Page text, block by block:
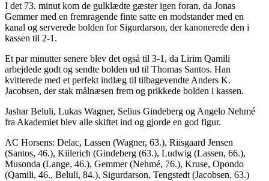
I det 73. minut kom de gulklædte gæster igen foran, da Jonas
Gemmer med en fremragende finte satte en modstander med en
kanal og serverede bolden for Sigurdarson, der kanonerede den i
kassen til 2-1.
Et par minutter senere blev det også til 3-1, da Lirim Qamili
arbejdede godt og sendte bolden ud til Thomas Santos. Han
kvitterede med et perfekt indlæg til tilbagevendte Anders K.
Jacobsen, der stak målnæsen frem og prikkede bolden i kassen.
Jashar Beluli, Lukas Wagner, Selius Gindeberg og Angelo Nehmé
fra Akademiet blev alle skiftet ind og gjorde en god figur.
AC Horsens: Delac, Lassen (Wagner, 63.), Riisgaard Jensen
(Santos, 46.), Kiilerich (Gindeberg (63.), Ludwig (Lassen, 66.),
Musonda (Lange, 46.), Gemmer (Nehmé, 76.), Kruse, Opondo
(Qamili, 46., Beluli, 84.), Sigurdarson, Tengstedt (Jacobsen, 63.)